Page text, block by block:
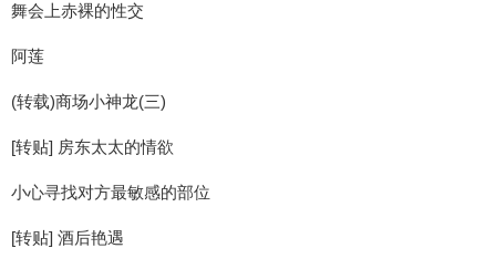
舞会上赤裸的性交
阿莲
(转载)商场小神龙(三)
[转贴] 房东太太的情欲
小心寻找对方最敏感的部位
[转贴] 酒后艳遇